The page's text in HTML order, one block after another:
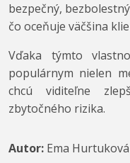
bezpečný,
čo oceňuje väčšina
Vďaka týmto
populárnym nielen
chcú viditeľne
zbytočného rizika.
Autor: Ema Hurtuková